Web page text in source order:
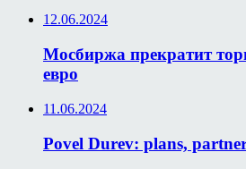
12.06.2024
Мосбиржа прекратит
евро
11.06.2024
Povel Durev: plans,